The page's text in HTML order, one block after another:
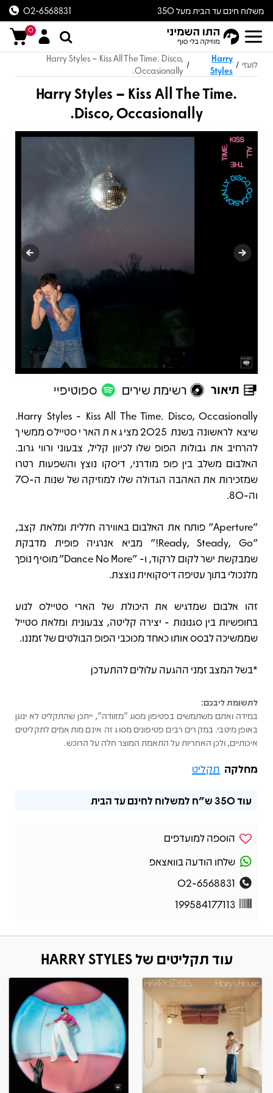
משלוח חינם עד הבית מעל 350
ש״ח
02-6568831
0
לועזי /
Harry
Styles
/
Harry Styles – Kiss All The Time. Disco,
Occasionally.
Harry Styles – Kiss All The Time.
Disco, Occasionally.
תיאור רשימת שירים ספוטיפיי
תיאור
Harry Styles - Kiss All The Time. Disco, Occasionally.
שיצא לראשונה בשנת 2025 מציג את הארי סטיילס ממשיך
להרחיב את גבולות הפופ שלו לכיוון קליל, צבעוני ורווי גרוב.
האלבום משלב בין פופ מודרני, דיסקו נוצץ והשפעות רטרו
שמזכירות את האהבה הגדולה שלו למוזיקה של שנות ה-70
וה-80.
"Aperture" פותח את האלבום באווירה חללית ומלאת קצב,
"Ready, Steady, Go!" מביא אנרגיה פופית מדבקת
שמבקשת ישר לקום לרקוד, ו- "Dance No More" מוסיף נופך
מלנכולי בתוך עטיפה דיסקואית נוצצת.
זהו אלבום שמדגיש את היכולת של הארי סטיילס לנוע
בחופשיות בין סגנונות - יצירה קליטה, צבעונית ומלאת סטייל
שממשיכה לבסס אותו כאחד מכוכבי הפופ הבולטים של זמננו.
*בשל המצב זמני ההגעה עלולים להתעדכן
לתשומת ליבכם:
במידה ואתם משתמשים בפטיפון מסוג "מזוודה", ייתכן שהתקליט לא ינוגן
באופן מיטבי. במקרים רבים פטיפונים מסוג זה אינם מותאמים לתקליטים
איכותיים, ולכן האחריות על התאמת המוצר חלה על הרוכש.
מחלקה תקליט
עוד350 ש"ח למשלוח לחינם עד הבית
הוספה למועדפים
שלחו הודעה בוואצאפ
02-6568831
199584177113
עוד תקליטים של HARRY STYLES